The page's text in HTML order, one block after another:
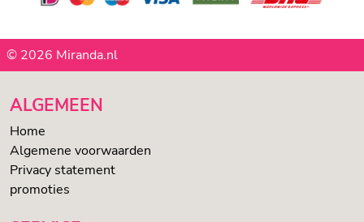
© 2026 Miranda.nl
ALGEMEEN
Home
Algemene voorwaarden
Privacy statement
promoties